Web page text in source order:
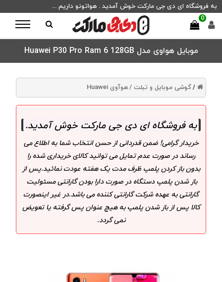
به فروشگاه ای دی جی مارکت خوش آمدید . هواتونو داریم ...
0
موبایل هواوی مدل Huawei P30 Pro Ram 6 128GB
/گوشی موبایل و تبلت /هوآوی Huawei
به فروشگاه ای دی جی مارکت خوش آمدید.
خریدار گرامی! ضمن قدردانی از حسن انتخاب شما به اطلاع می
رساند در صورت عدم تمایل می توانید کالای خریداری شده را
بدون باز کردن پلمپ ظرف مدت یک هفته عودت نمائید.پس از
باز شدن پلمپ دستگاه در صورت دارا بودن گارانتی مسئولیت
گارانتی به عهده شرکت گارانتی کننده می باشد.در غیر اینصورت
کالا پس از باز شدن پلمپ به هیچ عنوان پس گرفته یا تعویض
نمی گردد.